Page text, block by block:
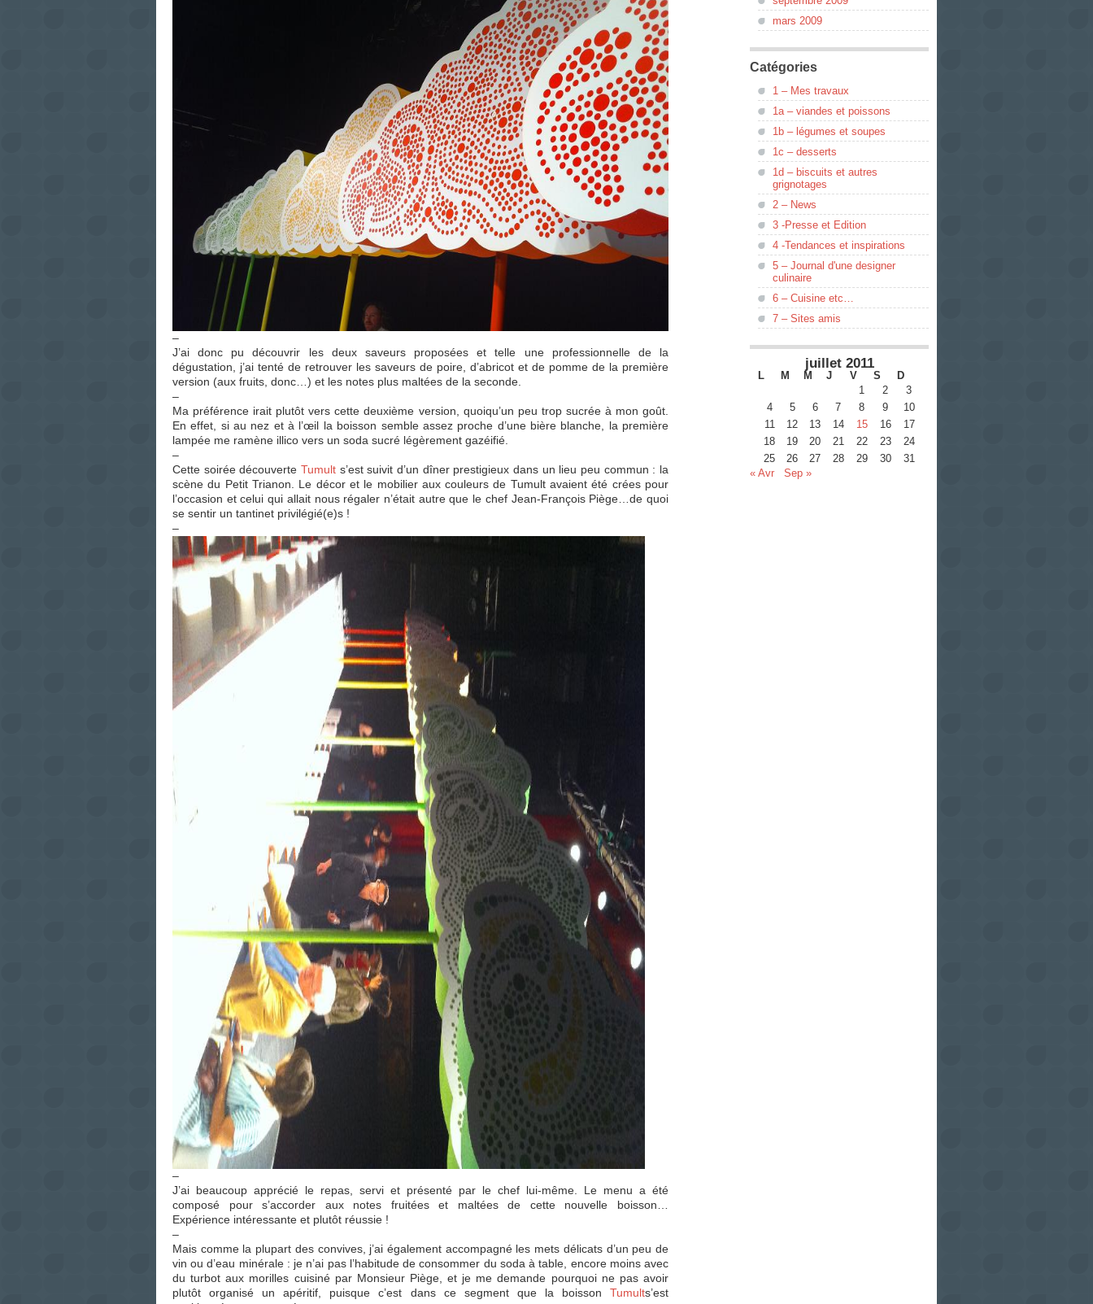
–
J’ai donc pu découvrir les deux saveurs proposées et telle une professionnelle de la
dégustation, j’ai tenté de retrouver les saveurs de poire, d’abricot et de pomme de la première
version (aux fruits, donc…) et les notes plus maltées de la seconde.
–
Ma préférence irait plutôt vers cette deuxième version, quoiqu’un peu trop sucrée à mon goût.
En effet, si au nez et à l’œil la boisson semble assez proche d’une bière blanche, la première
lampée me ramène illico vers un soda sucré légèrement gazéifié.
–
Cette soirée découverte Tumult s’est suivit d’un dîner prestigieux dans un lieu peu commun : la
scène du Petit Trianon. Le décor et le mobilier aux couleurs de Tumult avaient été crées pour
l’occasion et celui qui allait nous régaler n’était autre que le chef Jean-François Piège…de quoi
se sentir un tantinet privilégié(e)s !
–
–
J’ai beaucoup apprécié le repas, servi et présenté par le chef lui-même. Le menu a été
composé pour s’accorder aux notes fruitées et maltées de cette nouvelle boisson…
Expérience intéressante et plutôt réussie !
–
Mais comme la plupart des convives, j’ai également accompagné les mets délicats d’un peu de
vin ou d’eau minérale : je n’ai pas l’habitude de consommer du soda à table, encore moins avec
du turbot aux morilles cuisiné par Monsieur Piège, et je me demande pourquoi ne pas avoir
plutôt organisé un apéritif, puisque c’est dans ce segment que la boisson Tumults’est
mars 2009
Catégories
1 – Mes travaux
1a – viandes et poissons
1b – légumes et soupes
1c – desserts
1d – biscuits et autres
grignotages
2 – News
3 -Presse et Edition
4 -Tendances et inspirations
5 – Journal d'une designer
culinaire
6 – Cuisine etc…
7 – Sites amis
juillet 2011
L M M J V S
D
1
2
3
4
5 6 7 8 9
10
11
12 13 14 15 16
17
18
19 20 21 22 23
24
25
26 27 28 29 30
31
« Avr
Sep »